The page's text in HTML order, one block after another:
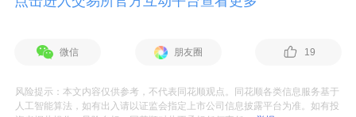
微信 朋友圈 19
风险提示：本文内容仅供参考，不代表同花顺观点。同花顺各类信息服务基于
人工智能算法，如有出入请以证监会指定上市公司信息披露平台为准。如有投